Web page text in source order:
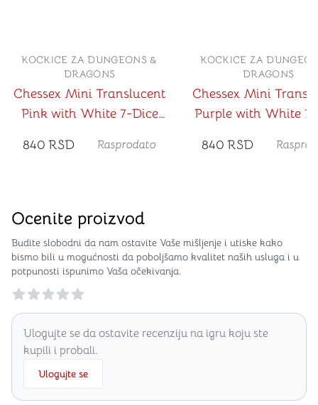
Chessex Mini Translucent
Pink with White 7-Dice
KOCKICE ZA DUNGEONS &
DRAGONS
840 RSD Rasprodato
Chessex Mini
Purple with White
KOCKICE ZA
DRAGONS
840 RSD
Ocenite proizvod
Budite slobodni da nam ostavite Vaše mišljenje i utiske kako
bismo bili u mogućnosti da poboljšamo kvalitet naših usluga i u
potpunosti ispunimo Vaša očekivanja.
Reviews
Ulogujte se da ostavite recenziju na igru koju ste
kupili i probali.
Ulogujte se